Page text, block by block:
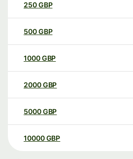
250GBP
500GBP
1000GBP
2000GBP
5000GBP
10000 GBP